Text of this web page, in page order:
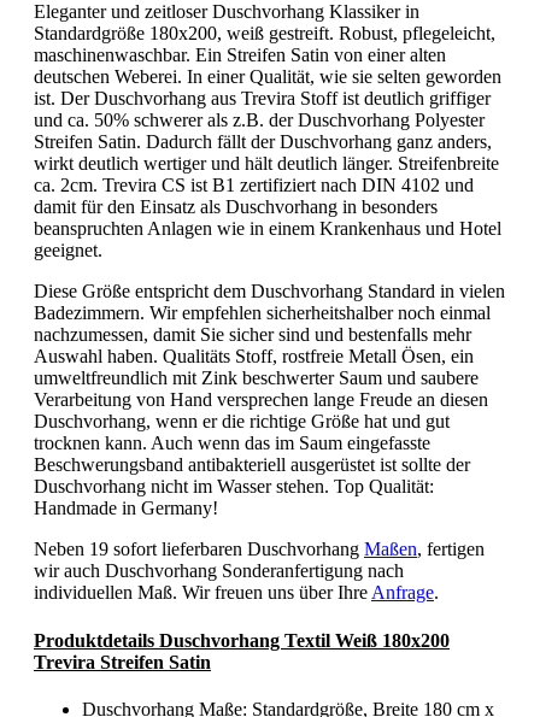
Eleganter und zeitloser Duschvorhang Klassiker in
Standardgröße 180x200, weiß gestreift. Robust, pflegeleicht,
maschinenwaschbar. Ein Streifen Satin von einer alten
deutschen Weberei. In einer Qualität, wie sie selten geworden
ist. Der Duschvorhang aus Trevira Stoff ist deutlich griffiger
und ca. 50% schwerer als z.B. der Duschvorhang Polyester
Streifen Satin. Dadurch fällt der Duschvorhang ganz anders,
wirkt deutlich wertiger und hält deutlich länger. Streifenbreite
ca. 2cm. Trevira CS ist B1 zertifiziert nach DIN 4102 und
damit für den Einsatz als Duschvorhang in besonders
beanspruchten Anlagen wie in einem Krankenhaus und Hotel
geeignet.
Diese Größe entspricht dem Duschvorhang Standard in vielen
Badezimmern. Wir empfehlen sicherheitshalber noch einmal
nachzumessen, damit Sie sicher sind und bestenfalls mehr
Auswahl haben. Qualitäts Stoff, rostfreie Metall Ösen, ein
umweltfreundlich mit Zink beschwerter Saum und saubere
Verarbeitung von Hand versprechen lange Freude an diesen
Duschvorhang, wenn er die richtige Größe hat und gut
trocknen kann. Auch wenn das im Saum eingefasste
Beschwerungsband antibakteriell ausgerüstet ist sollte der
Duschvorhang nicht im Wasser stehen. Top Qualität:
Handmade in Germany!
Neben 19 sofort lieferbaren Duschvorhang Maßen, fertigen
wir auch Duschvorhang Sonderanfertigung nach
individuellen Maß. Wir freuen uns über Ihre Anfrage.
Produktdetails Duschvorhang Textil Weiß 180x200
Trevira Streifen Satin
Duschvorhang Maße: Standardgröße, Breite 180 cm x